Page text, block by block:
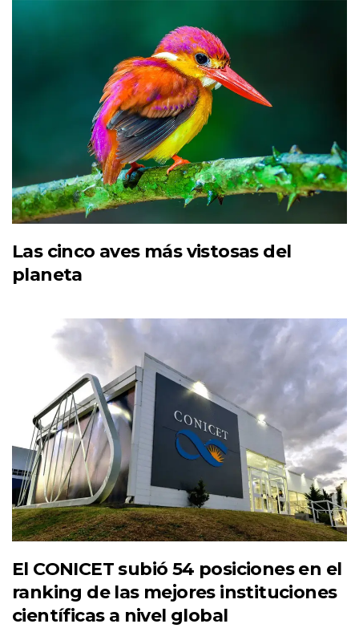
Las cinco aves más vistosas del
planeta
El CONICET subió 54 posiciones en el
ranking de las mejores instituciones
científicas a nivel global